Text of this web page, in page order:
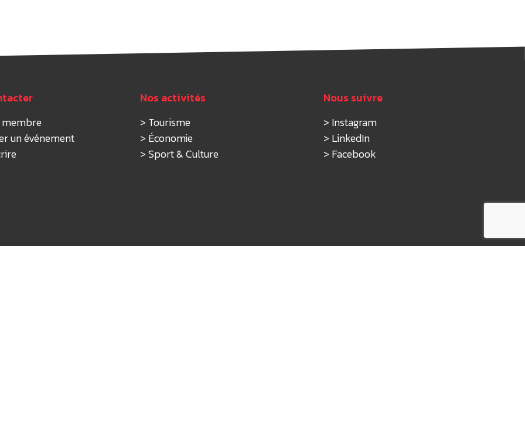
membre
un événement
Nos activités
> Tourisme
> Économie
>Sport & Culture
Nous suivre
> Instagram
> LinkedIn
> Facebook